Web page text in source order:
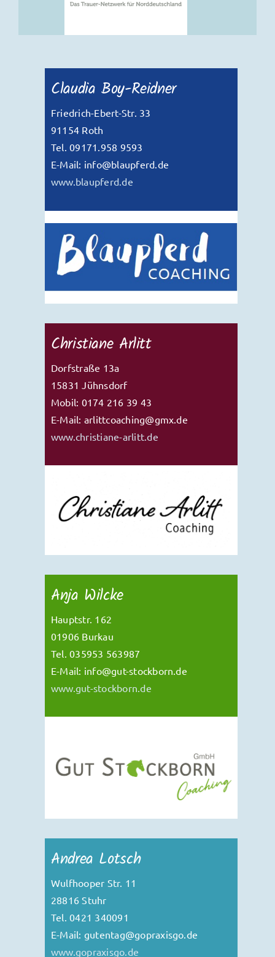
Claudia Boy-Reidner
Friedrich-Ebert-Str. 33
91154 Roth
Tel. 09171.958 9593
E-Mail: info@blaupferd.de
www.blaupferd.de
Christiane Arlitt
Dorfstraße 13a
15831 Jühnsdorf
Mobil: 0174 216 39 43
E-Mail: arlittcoaching@gmx.de
www.christiane-arlitt.de
Anja Wilcke
Hauptstr. 162
01906 Burkau
Tel. 035953 563987
E-Mail: info@gut-stockborn.de
www.gut-stockborn.de
Andrea Lotsch
Wulfhooper Str. 11
28816 Stuhr
Tel. 0421 340091
E-Mail: gutentag@gopraxisgo.de
www.gopraxisgo.de